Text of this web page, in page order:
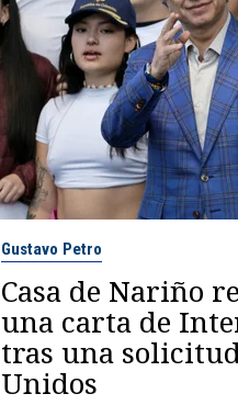
Gustavo Petro
Casa de Nariño
una carta de
tras una
Unidos